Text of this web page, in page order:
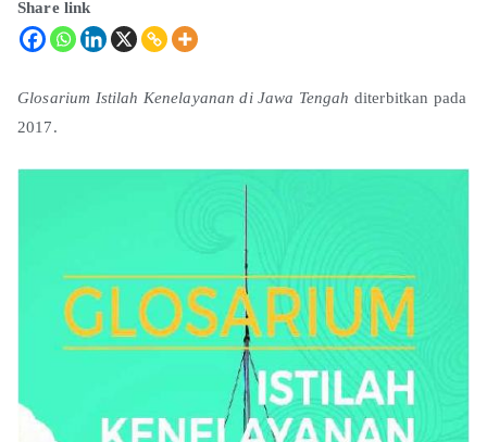
Share link
Glosarium Istilah Kenelayanan di Jawa Tengah diterbitkan pada
2017.